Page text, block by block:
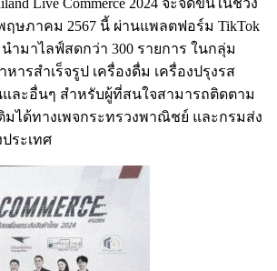
ฤษภาคม 2567 นี้ ผ่านแพลตฟอร์ม TikTok
ำมาไลฟ์สดกว่า 300 รายการ ในกลุ่ม
ารสำเร็จรูป เครื่องดื่ม เครื่องปรุงรส
ละอื่นๆ สำหรับผู้ที่สนใจสามารถติดตาม
มได้ทางเพจกระทรวงพาณิชย์ และกรมส่ง
ระเทศ